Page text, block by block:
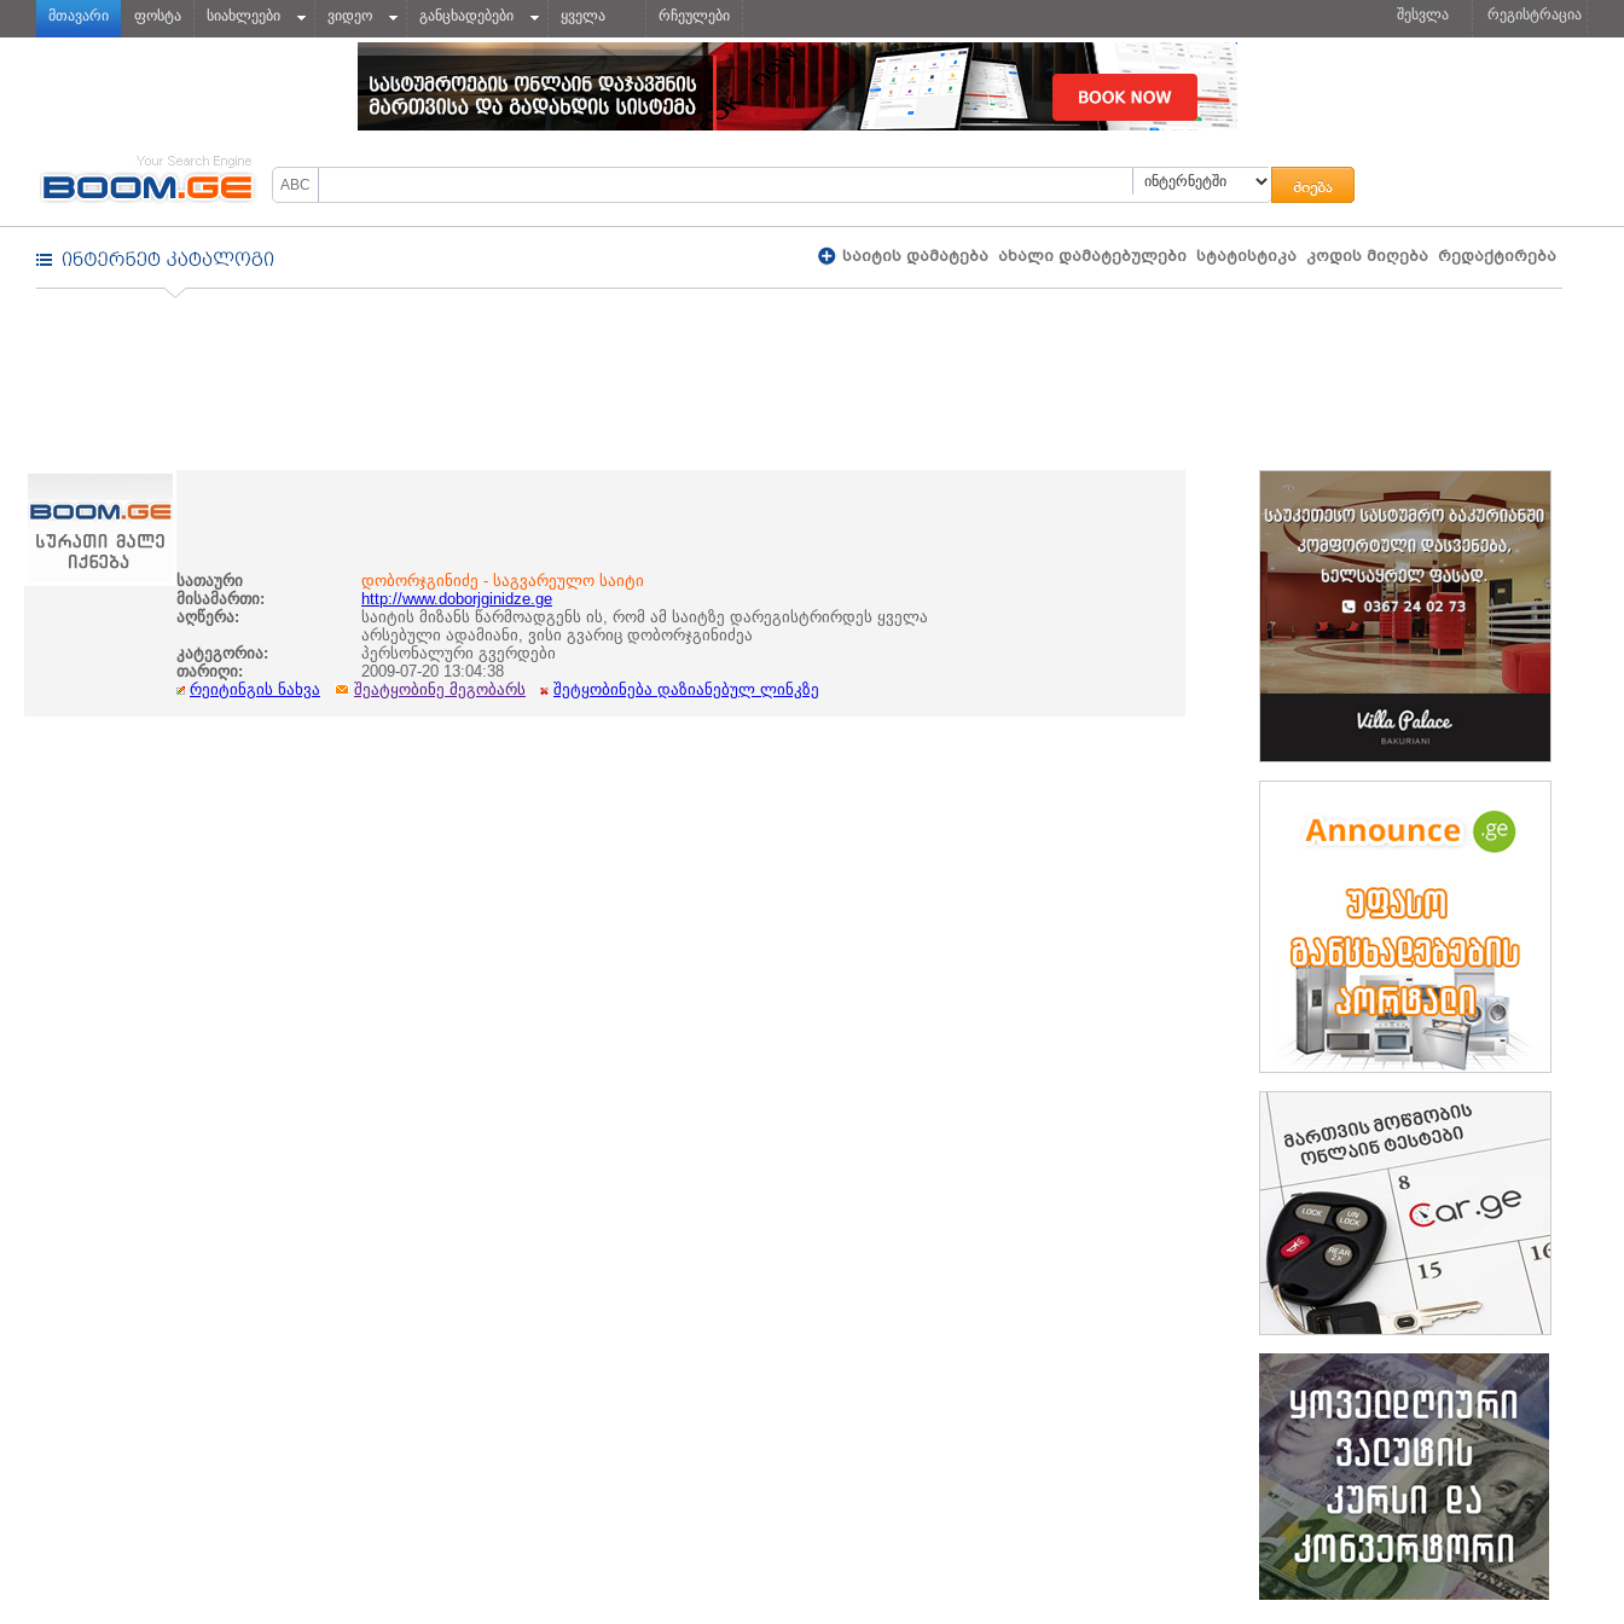
მთავარი ფოსტა სიახლეები ვიდეო განცხადებები ყველა რჩეულები შესვლა რეგისტრაცია
საიტის დამატება ახალი დამატებულები სტატისტიკა კოდის მიღება რედაქტირება
სათაური
დობორჯგინიძე - საგვარეულო საიტი
მისამართი:
http://www.doborjginidze.ge
აღწერა:
საიტის მიზანს წარმოადგენს ის, რომ ამ საიტზე დარეგისტრირდეს ყველა
არსებული ადამიანი, ვისი გვარიც დობორჯგინიძეა
კატეგორია:
პერსონალური გვერდები
თარიღი:
2009-07-20 13:04:38
რეიტინგის ნახვა
შეატყობინე მეგობარს შეტყობინება დაზიანებულ ლინკზე